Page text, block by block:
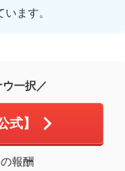
ます。
一択／
】
報酬